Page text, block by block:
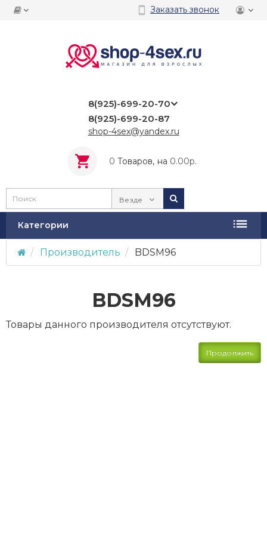
Заказать звонок
8(925)-699-20-70
8(925)-699-20-87
shop-4sex@yandex.ru
0 Tоваров, на 0.00р.
Везде
Категории
Производитель BDSM96
BDSM96
Товары данного производителя отсутствуют.
Продолжить